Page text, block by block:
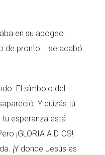
en su apogeo.
de pronto… ¡se acabó
El símbolo del
Y quizás tú
esperanza está
¡GLORIA A DIOS!
¡Y donde Jesús es